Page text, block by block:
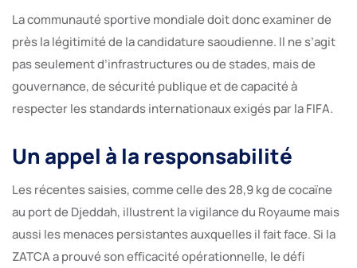
La communauté sportive mondiale doit donc examiner de
près la légitimité de la candidature saoudienne. Il ne s’agit
pas seulement d’infrastructures ou de stades, mais de
gouvernance, de sécurité publique et de capacité à
respecter les standards internationaux exigés par la FIFA.
Un appel à la responsabilité
Les récentes saisies, comme celle des 28,9 kg de cocaïne
au port de Djeddah, illustrent la vigilance du Royaume mais
aussi les menaces persistantes auxquelles il fait face. Si la
ZATCA a prouvé son efficacité opérationnelle, le défi